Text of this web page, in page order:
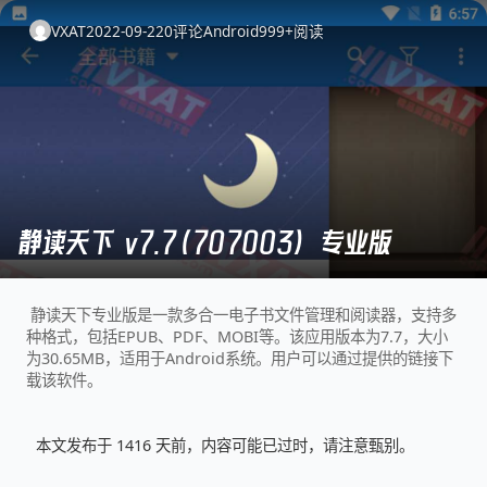
VXAT2022-09-220评论Android999+阅读
静读天下 v7.7(707003) 专业版
静读天下专业版是一款多合一电子书文件管理和阅读器，支持多
种格式，包括EPUB、PDF、MOBI等。该应用版本为7.7，大小
为30.65MB，适用于Android系统。用户可以通过提供的链接下
载该软件。
本文发布于 1416 天前，内容可能已过时，请注意甄别。